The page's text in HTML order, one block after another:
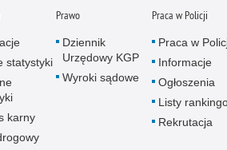
statystyki
karny
Prawo
Dziennik
Urzędowy KGP
Wyroki sądowe
Praca w Policji
Praca w
Informacje
Ogłoszenia
Listy
Rekrutacja